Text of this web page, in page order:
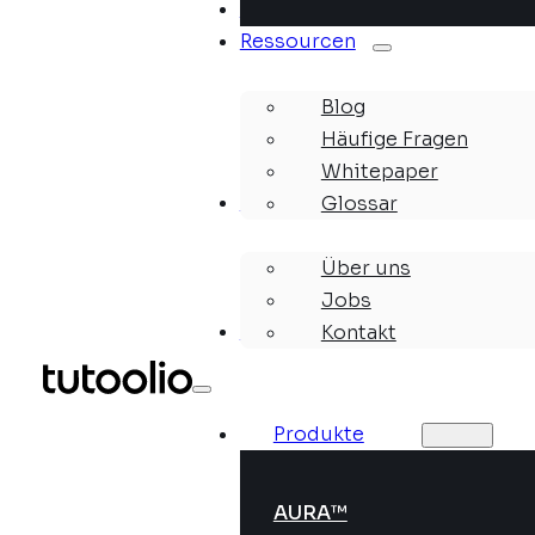
Ressourcen
Blog
Häufige Fragen
Whitepaper
Glossar
Unternehmen
Über uns
Jobs
Kontakt
Webinare
Produkte
AURA™